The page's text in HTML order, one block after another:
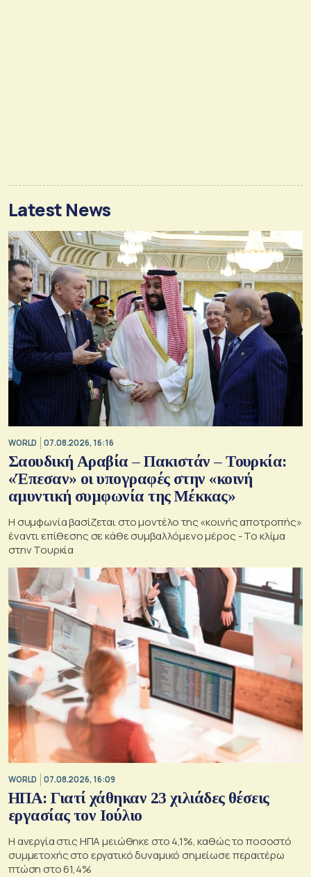
Latest News
WORLD 07.08.2026, 16:16
Σαουδική Αραβία – Πακιστάν – Τουρκία:
«Έπεσαν» οι υπογραφές στην «κοινή
αμυντική συμφωνία της Μέκκας»
Η συμφωνία βασίζεται στο μοντέλο της «κοινής αποτροπής»
έναντι επίθεσης σε κάθε συμβαλλόμενο μέρος - Το κλίμα
στην Τουρκία
WORLD 07.08.2026, 16:09
ΗΠΑ: Γιατί χάθηκαν 23 χιλιάδες θέσεις
εργασίας τον Ιούλιο
Η ανεργία στις ΗΠΑ μειώθηκε στο 4,1%, καθώς το ποσοστό
συμμετοχής στο εργατικό δυναμικό σημείωσε περαιτέρω
πτώση στο 61,4%